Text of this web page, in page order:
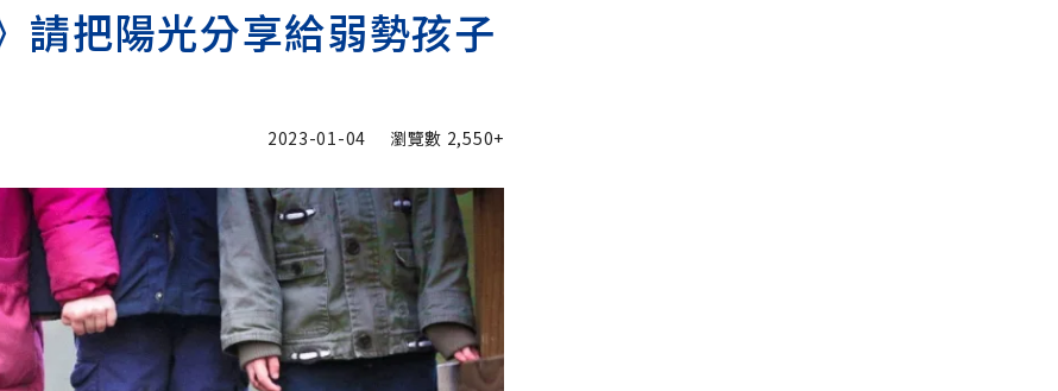
請把陽光分享給弱勢孩子
2023-01-04 瀏覽數 2,550+